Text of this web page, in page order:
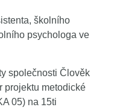
školního
psychologa ve
společnosti Člověk
projektu metodické
05) na 15ti